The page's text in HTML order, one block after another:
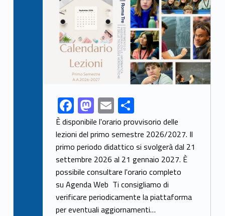
Link identifier share facebook archive #share-link-archive-58552F
ac
e
b
o
o
k
M
as
to
d
o
n
E
m
ai
l
S
h
ar
e
È disponibile l'orario provvisorio delle
lezioni del primo semestre 2026/2027. Il
primo periodo didattico si svolgerà dal 21
settembre 2026 al 21 gennaio 2027. È
possibile consultare l'orario completo
su Agenda Web Ti consigliamo di
verificare periodicamente la piattaforma
per eventuali aggiornamenti…